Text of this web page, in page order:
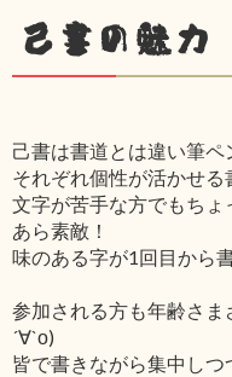
己書の魅力
己書は書道とは違い筆ペ
それぞれ個性が活かせる
文字が苦手な方でもちょ
あら素敵！
味のある字が1回目から
参加される方も年齢さ
´∀`о)
皆で書きながら集中し